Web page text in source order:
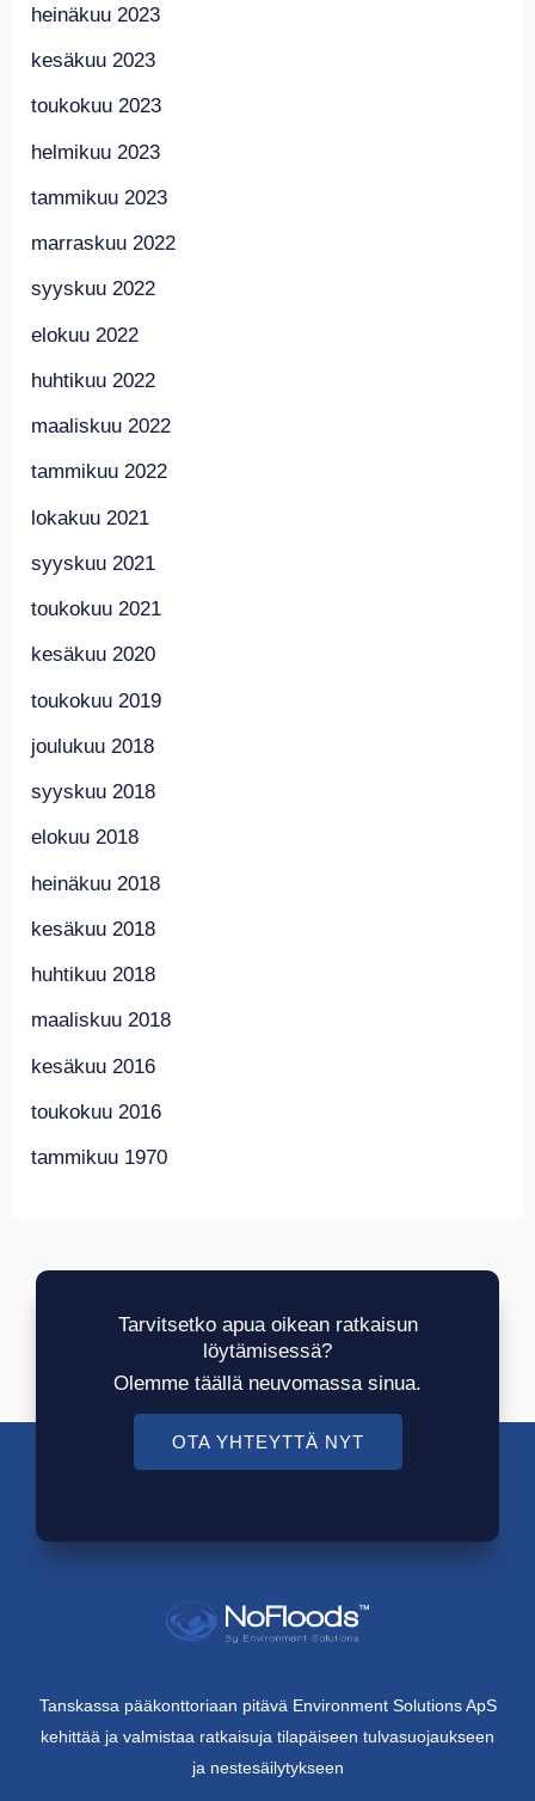
heinäkuu 2023
kesäkuu 2023
toukokuu 2023
helmikuu 2023
tammikuu 2023
marraskuu 2022
syyskuu 2022
elokuu 2022
huhtikuu 2022
maaliskuu 2022
tammikuu 2022
lokakuu 2021
syyskuu 2021
toukokuu 2021
kesäkuu 2020
toukokuu 2019
joulukuu 2018
syyskuu 2018
elokuu 2018
heinäkuu 2018
kesäkuu 2018
huhtikuu 2018
maaliskuu 2018
kesäkuu 2016
toukokuu 2016
tammikuu 1970
Tarvitsetko apua oikean ratkaisun
löytämisessä?
Olemme täällä neuvomassa sinua.
OTA YHTEYTTÄ NYT
Tanskassa pääkonttoriaan pitävä Environment Solutions ApS
kehittää ja valmistaa ratkaisuja tilapäiseen tulvasuojaukseen
ja nestesäilytykseen